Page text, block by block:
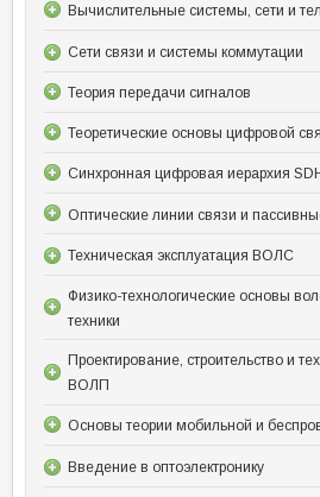
Вычислительные системы, сети и
Сети связи и системы коммутации
Теория передачи сигналов
Теоретические основы цифровой
Синхронная цифровая иерархия
Оптические линии связи и
Техническая эксплуатация ВОЛС
Физико-технологические основы
техники
Проектирование, строительство и
ВОЛП
Основы теории мобильной и
Введение в оптоэлектронику